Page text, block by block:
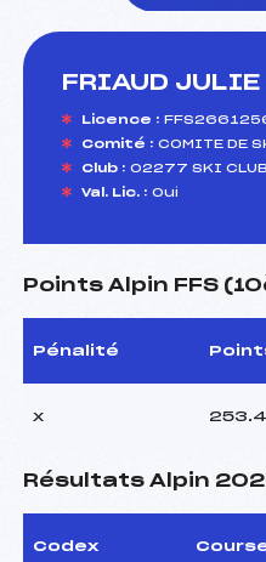
FRIAUD JULIE
Licence :
Comité : COMITE DE
Club : 02277 SKI CLUB
Val. Lic. : Oui
Points Alpin FFS
Pénalité
x
Résultats Alpin
Codex